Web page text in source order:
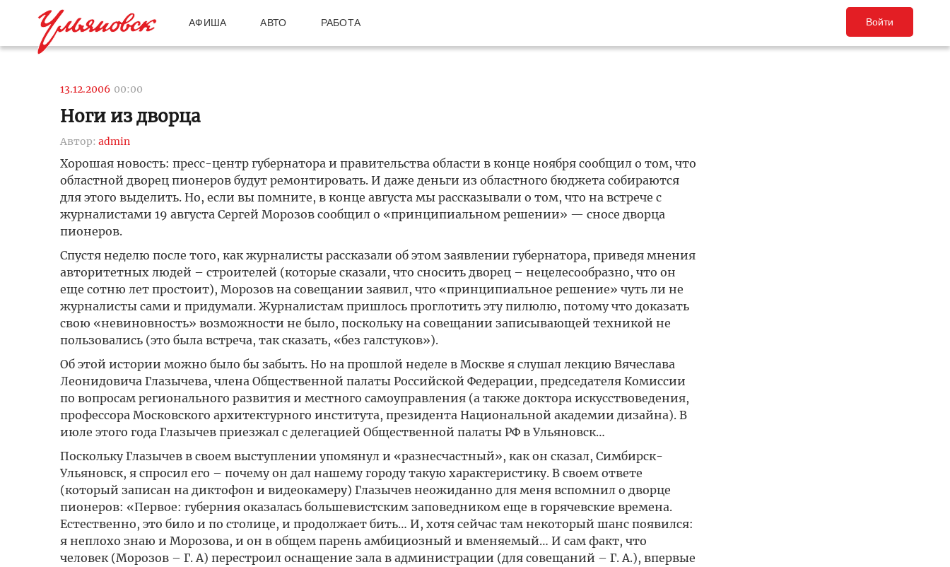
АФИША АВТО РАБОТА Войти
13.12.2006 00:00
Ноги из дворца
Автор: admin
Хорошая новость: пресс-центр губернатора и правительства области в конце ноября сообщил о том, что
областной дворец пионеров будут ремонтировать. И даже деньги из областного бюджета собираются
для этого выделить. Но, если вы помните, в конце августа мы рассказывали о том, что на встрече с
журналистами 19 августа Сергей Морозов сообщил о «принципиальном решении» — сносе дворца
пионеров.
Спустя неделю после того, как журналисты рассказали об этом заявлении губернатора, приведя мнения
авторитетных людей – строителей (которые сказали, что сносить дворец – нецелесообразно, что он
еще сотню лет простоит), Морозов на совещании заявил, что «принципиальное решение» чуть ли не
журналисты сами и придумали. Журналистам пришлось проглотить эту пилюлю, потому что доказать
свою «невиновность» возможности не было, поскольку на совещании записывающей техникой не
пользовались (это была встреча, так сказать, «без галстуков»).
Об этой истории можно было бы забыть. Но на прошлой неделе в Москве я слушал лекцию Вячеслава
Леонидовича Глазычева, члена Общественной палаты Российской Федерации, председателя Комиссии
по вопросам регионального развития и местного самоуправления (а также доктора искусствоведения,
профессора Московского архитектурного института, президента Национальной академии дизайна). В
июле этого года Глазычев приезжал с делегацией Общественной палаты РФ в Ульяновск…
Поскольку Глазычев в своем выступлении упомянул и «разнесчастный», как он сказал, Симбирск-
Ульяновск, я спросил его – почему он дал нашему городу такую характеристику. В своем ответе
(который записан на диктофон и видеокамеру) Глазычев неожиданно для меня вспомнил о дворце
пионеров: «Первое: губерния оказалась большевистским заповедником еще в горячевские времена.
Естественно, это било и по столице, и продолжает бить… И, хотя сейчас там некоторый шанс появился:
я неплохо знаю и Морозова, и он в общем парень амбициозный и вменяемый… И сам факт, что
человек (Морозов – Г. А) перестроил оснащение зала в администрации (для совещаний – Г. А.), впервые